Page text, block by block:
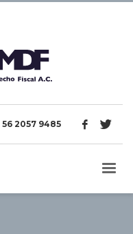
56 2057 9485